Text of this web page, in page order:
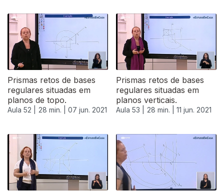
Prismas retos de bases
regulares situadas em
planos de topo.
Aula 52 | 28 min. | 07 jun. 2021
Prismas retos de bases
regulares situadas em
planos verticais.
Aula 53 | 28 min. | 11 jun. 2021